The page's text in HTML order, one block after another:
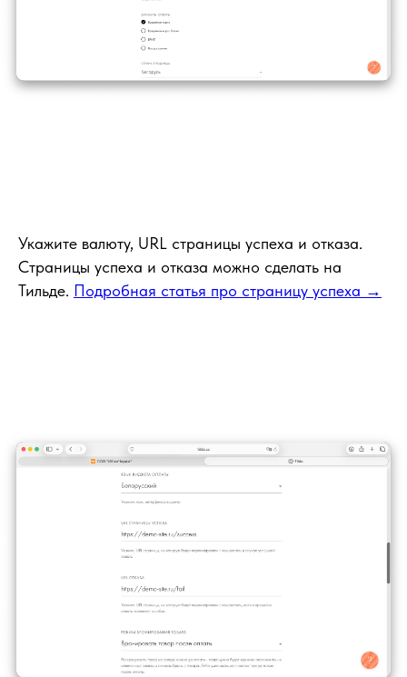
Укажите валюту, URL страницы успеха и отказа.
Страницы успеха и отказа можно сделать на
Тильде. Подробная статья про страницу успеха →